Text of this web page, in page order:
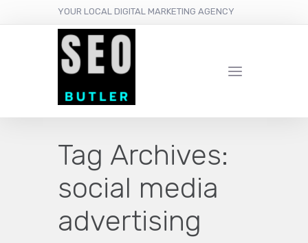
YOUR LOCAL DIGITAL MARKETING AGENCY
Tag Archives:
social media
advertising